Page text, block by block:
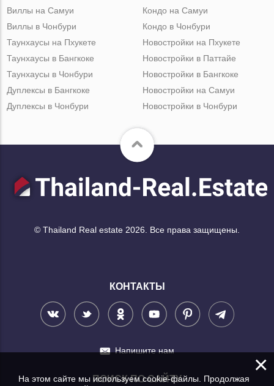
Виллы на Самуи
Виллы в Чонбури
Кондо на Самуи
Кондо в Чонбури
Таунхаусы на Пхукете
Таунхаусы в Бангкоке
Таунхаусы в Чонбури
Дуплексы в Бангкоке
Дуплексы в Чонбури
Новостройки на Пхукете
Новостройки в Паттайе
Новостройки в Бангкоке
Новостройки на Самуи
Новостройки в Чонбури
© Thailand Real estate 2026. Все права защищены.
КОНТАКТЫ
Напишите нам
ПОИСК ПО САЙТУ
×
На этом сайте мы используем cookie-файлы. Продолжая